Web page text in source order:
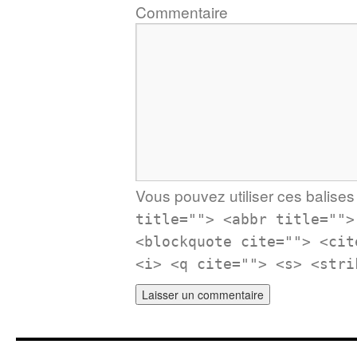
Commentaire
Vous pouvez utiliser ces
title=""> <abbr title="">
<blockquote cite="">
<i> <q cite=""> <s>